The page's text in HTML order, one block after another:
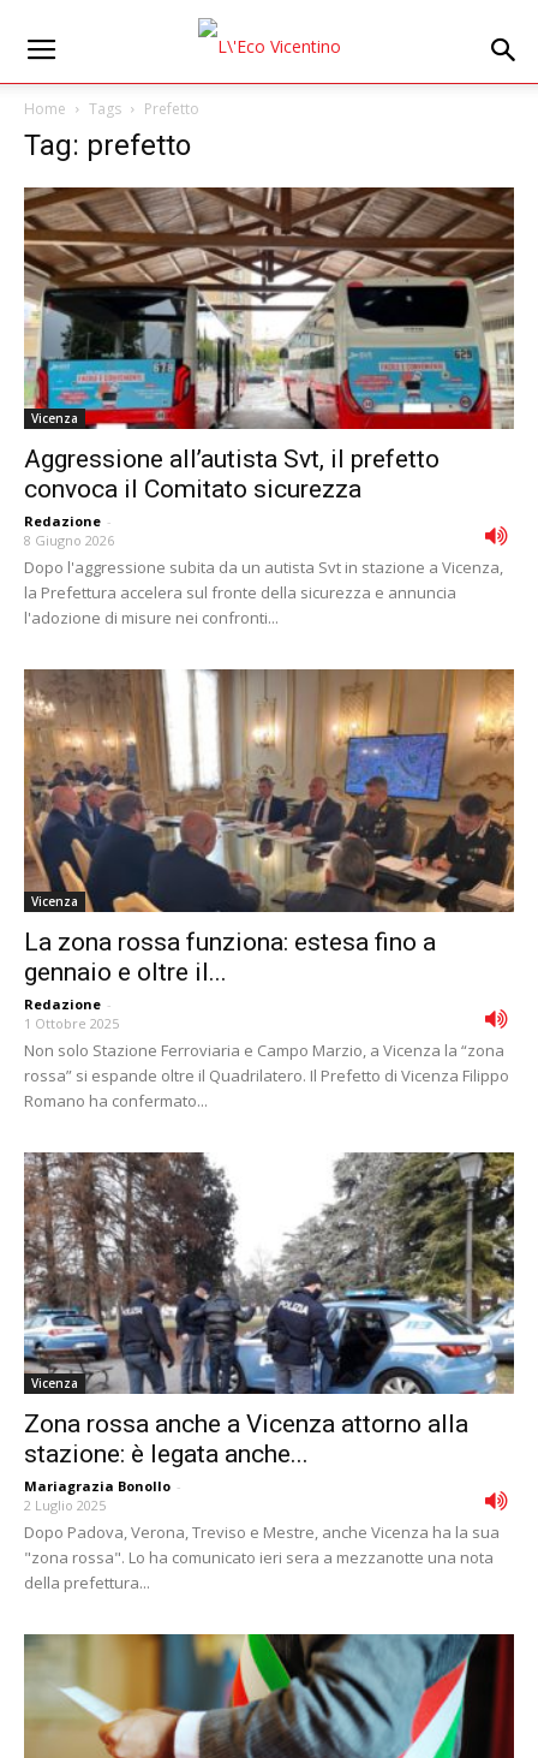
Home Tags Prefetto
Tag: prefetto
Vicenza
Aggressione all’autista Svt, il prefetto
convoca il Comitato sicurezza
Redazione -
8 Giugno 2026
Dopo l'aggressione subita da un autista Svt in stazione a Vicenza,
la Prefettura accelera sul fronte della sicurezza e annuncia
l'adozione di misure nei confronti...
Vicenza
La zona rossa funziona: estesa fino a
gennaio e oltre il...
Redazione -
1 Ottobre 2025
Non solo Stazione Ferroviaria e Campo Marzio, a Vicenza la “zona
rossa” si espande oltre il Quadrilatero. Il Prefetto di Vicenza Filippo
Romano ha confermato...
Vicenza
Zona rossa anche a Vicenza attorno alla
stazione: è legata anche...
Mariagrazia Bonollo -
2 Luglio 2025
Dopo Padova, Verona, Treviso e Mestre, anche Vicenza ha la sua
"zona rossa". Lo ha comunicato ieri sera a mezzanotte una nota
della prefettura...